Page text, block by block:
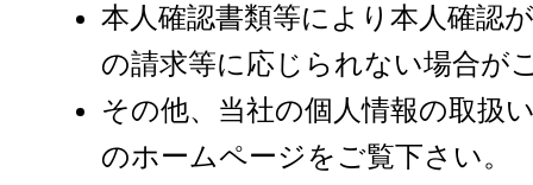
本人確認書類等により本人確認
の請求等に応じられない場合が
その他、当社の個人情報の取扱
のホームページをご覧下さい。